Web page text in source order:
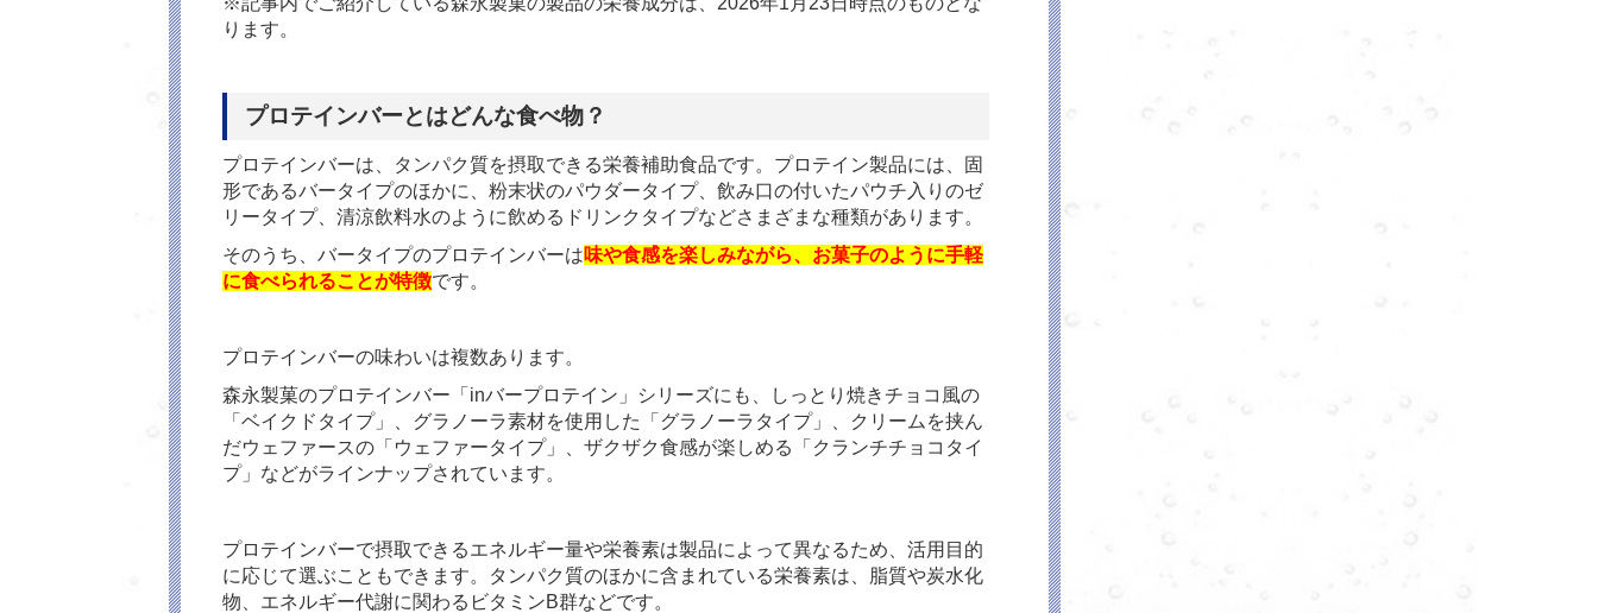
ります。
プロテインバーとはどんな食べ物？
プロテインバーは、タンパク質を摂取できる栄養補助食品です。プロテイン製品には、固
形であるバータイプのほかに、粉末状のパウダータイプ、飲み口の付いたパウチ入りのゼ
リータイプ、清涼飲料水のように飲めるドリンクタイプなどさまざまな種類があります。
そのうち、バータイプのプロテインバーは味や食感を楽しみながら、お菓子のように手軽
に食べられることが特徴です。
プロテインバーの味わいは複数あります。
森永製菓のプロテインバー「 inバープロテイン」シリーズにも、しっとり焼きチョコ風の
「ベイクドタイプ」、グラノーラ素材を使用した「グラノーラタイプ」、クリームを挟ん
だウェファースの「ウェファータイプ」、ザクザク食感が楽しめる「クランチチョコタイ
プ」などがラインナップされています。
プロテインバーで摂取できるエネルギー量や栄養素は製品によって異なるため、活用目的
に応じて選ぶこともできます。タンパク質のほかに含まれている栄養素は、脂質や炭水化
物、エネルギー代謝に関わるビタミンB群などです。